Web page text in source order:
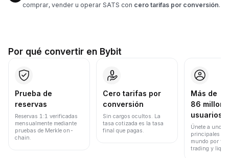
comprar, vender u operar SATS con cero tarifas por conversión.
Por qué convertir en Bybit
Prueba de
reservas
Reservas 1:1 verificadas
mensualmente mediante
pruebas de Merkle on-
chain.
Cero tarifas por
conversión
Sin cargos ocultos. La
tasa cotizada es la tasa
final que pagas.
Más de
86
usuarios
Únete a uno
principales
mundo por
trading y